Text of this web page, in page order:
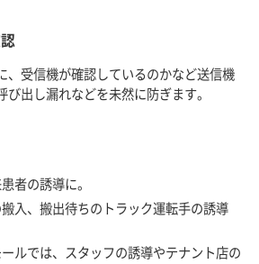
、受信機が確認しているのかなど送信機
出し漏れなどを未然に防ぎます。
者の誘導に。
入、搬出待ちのトラック運転手の誘導
ルでは、スタッフの誘導やテナント店の